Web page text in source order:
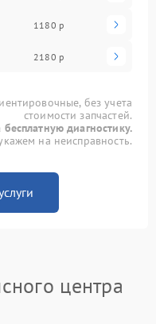
1180 р
2180 р
без учета
стоимости запчастей.
диагностику.
на неисправность.
центра